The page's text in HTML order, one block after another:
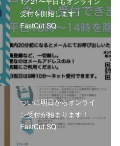
受付を開始します！
FastCut SQ
ついに明日からオンライ
ン受付が始まります！
FastCut SQ